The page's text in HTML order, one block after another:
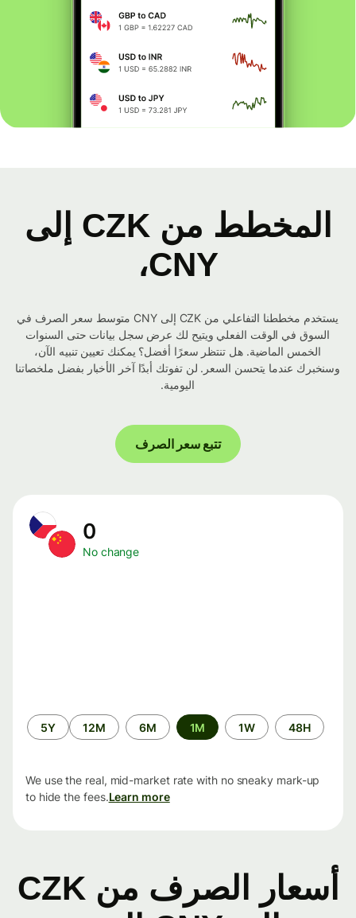
المخطط من CZK إلى
CNY،
يستخدم مخططنا التفاعلي من CZK إلى CNY متوسط ​​سعر الصرف في
السوق في الوقت الفعلي ويتيح لك عرض سجل بيانات حتى السنوات
الخمس الماضية. هل تنتظر سعرًا أفضل؟ يمكنك تعيين تنبيه الآن،
وسنخبرك عندما يتحسن السعر. لن تفوتك أبدًا آخر الأخبار بفضل ملخصاتنا
اليومية.
تتبع سعر الصرف
No change
الفترة
الزمنية
48H
1W
1M
6M
12M
5Y
We use the real, mid-market rate with no sneaky mark-up
to hide the fees.Learn more
أسعار الصرف من CZK